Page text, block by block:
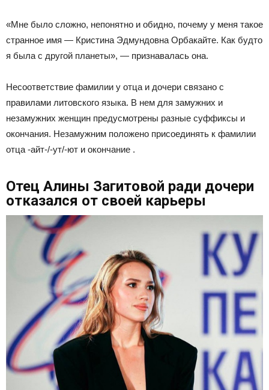
«Мне было сложно, непонятно и обидно, почему у меня такое
странное имя — Кристина Эдмундовна Орбакайте. Как будто
я была с другой планеты», — признавалась она.
Несоответствие фамилии у отца и дочери связано с
правилами литовского языка. В нем для замужних и
незамужних женщин предусмотрены разные суффиксы и
окончания. Незамужним положено присоединять к фамилии
отца -айт-/-ут/-ют и окончание .
Отец Алины Загитовой ради дочери
отказался от своей карьеры